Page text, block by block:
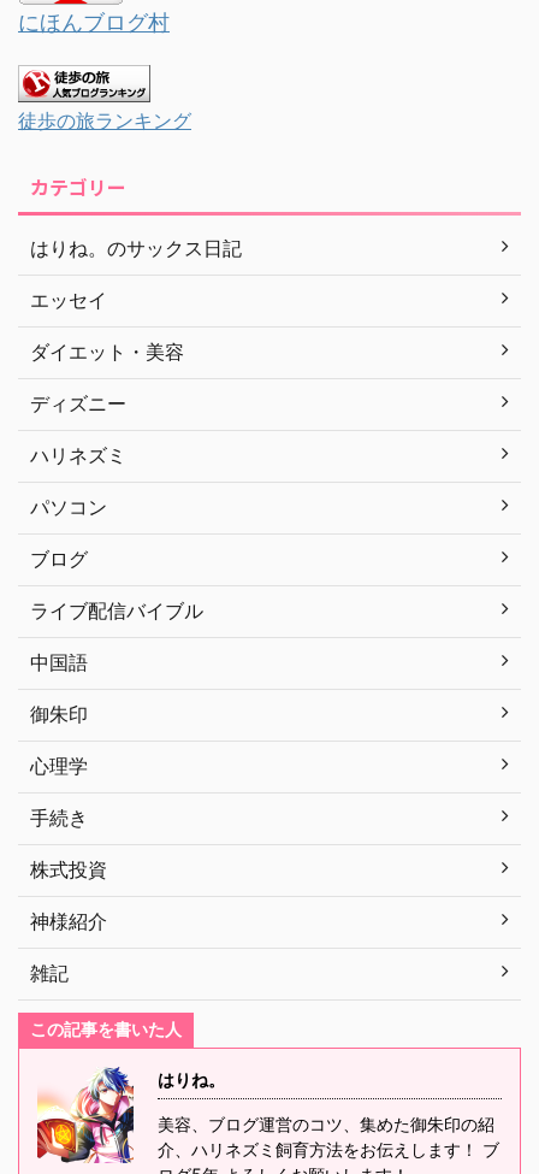
にほんブログ村
徒歩の旅ランキング
カテゴリー
はりね。のサックス日記
エッセイ
ダイエット・美容
ディズニー
ハリネズミ
パソコン
ブログ
ライブ配信バイブル
中国語
御朱印
心理学
手続き
株式投資
神様紹介
雑記
この記事を書いた人
はりね。
美容、ブログ運営のコツ、集めた御朱印の紹
介、ハリネズミ飼育方法をお伝えします！ ブ